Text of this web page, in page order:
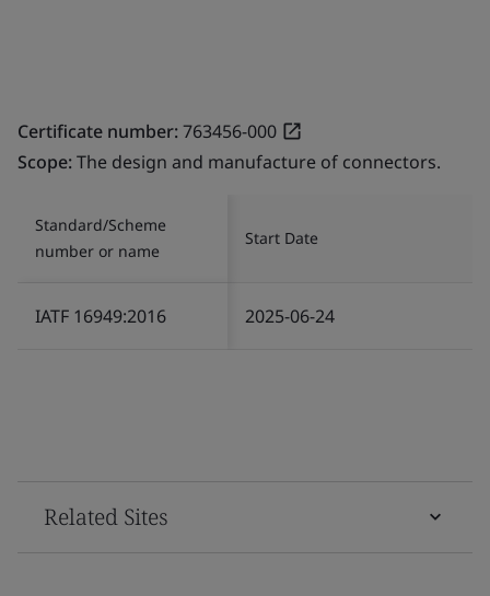
Certificate number:763456-000
Scope:The design and manufacture of connectors.
Standard/Scheme
number or name
Start Date
IATF 16949:2016 2025-06-24
Related Sites